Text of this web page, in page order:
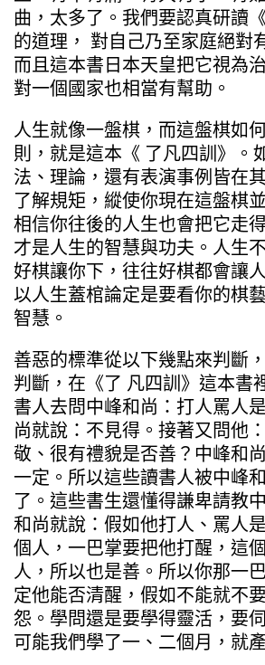
曲，太多了。我們要認真研讀
的道理， 對自己乃至家庭絕對
而且這本書日本天皇把它視為
對一個國家也相當有幫助。
人生就像一盤棋，而這盤棋如
則，就是這本《 了凡四訓》。
法、理論，還有表演事例皆在
了解規矩，縱使你現在這盤棋
相信你往後的人生也會把它走
才是人生的智慧與功夫。人生
好棋讓你下，往往好棋都會讓
以人生蓋棺論定是要看你的棋
智慧。
善惡的標準從以下幾點來判斷
判斷，在《了 凡四訓》這本書
書人去問中峰和尚：打人罵人
尚就說：不見得。接著又問他
敬、很有禮貌是否善？中峰和
一定。所以這些讀書人被中峰
了。這些書生還懂得謙卑請教
和尚就說：假如他打人、罵人
個人，一巴掌要把他打醒，這
人，所以也是善。所以你那一
定他能否清醒，假如不能就不
怨。學問還是要學得靈活，要
可能我們學了一、二個月，就